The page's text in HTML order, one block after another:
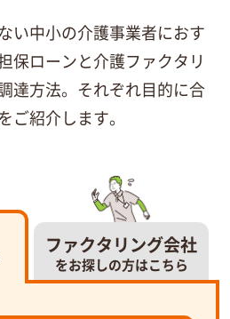
い中小の介護事業者におす
保ローンと介護ファクタリ
達方法。それぞれ目的に合
ご紹介します。
ファクタリング会社
をお探しの方はこちら